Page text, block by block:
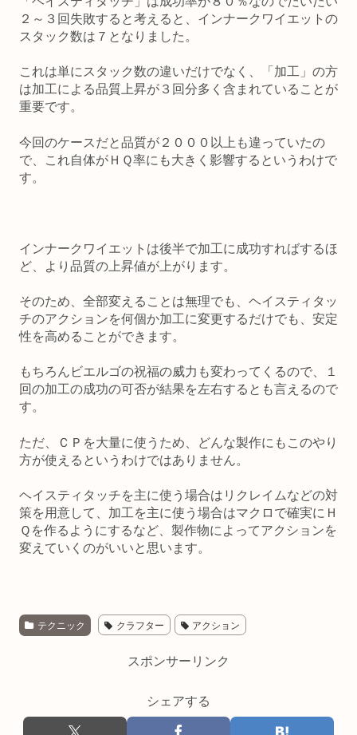
２～３回失敗すると考えると、インナークワイエットの
スタック数は７となりました。
これは単にスタック数の違いだけでなく、「加工」の方
は加工による品質上昇が３回分多く含まれていることが
重要です。
今回のケースだと品質が２０００以上も違っていたの
で、これ自体がＨＱ率にも大きく影響するというわけで
す。
インナークワイエットは後半で加工に成功すればするほ
ど、より品質の上昇値が上がります。
そのため、全部変えることは無理でも、ヘイスティタッ
チのアクションを何個か加工に変更するだけでも、安定
性を高めることができます。
もちろんビエルゴの祝福の威力も変わってくるので、１
回の加工の成功の可否が結果を左右するとも言えるので
す。
ただ、ＣＰを大量に使うため、どんな製作にもこのやり
方が使えるというわけではありません。
ヘイスティタッチを主に使う場合はリクレイムなどの対
策を用意して、加工を主に使う場合はマクロで確実にＨ
Ｑを作るようにするなど、製作物によってアクションを
変えていくのがいいと思います。
テクニック クラフター アクション
スポンサーリンク
シェアする